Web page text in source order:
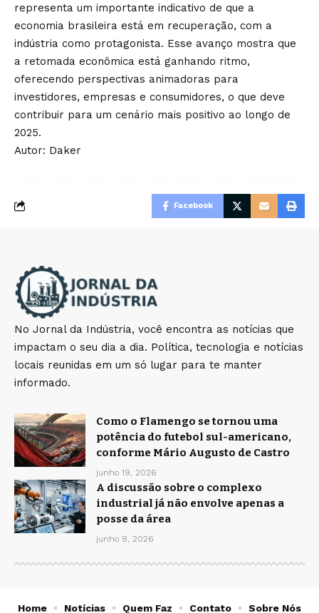
representa um importante indicativo de que a
economia brasileira está em recuperação, com a
indústria como protagonista. Esse avanço mostra que
a retomada econômica está ganhando ritmo,
oferecendo perspectivas animadoras para
investidores, empresas e consumidores, o que deve
contribuir para um cenário mais positivo ao longo de
2025.
Autor: Daker
Facebook
No Jornal da Indústria, você encontra as notícias que
impactam o seu dia a dia. Política, tecnologia e notícias
locais reunidas em um só lugar para te manter
informado.
Como o Flamengo se tornou uma
potência do futebol sul-americano,
conforme Mário Augusto de Castro
junho 19, 2026
A discussão sobre o complexo
industrial já não envolve apenas a
posse da área
junho 8, 2026
Home Notícias Quem Faz Contato Sobre Nós